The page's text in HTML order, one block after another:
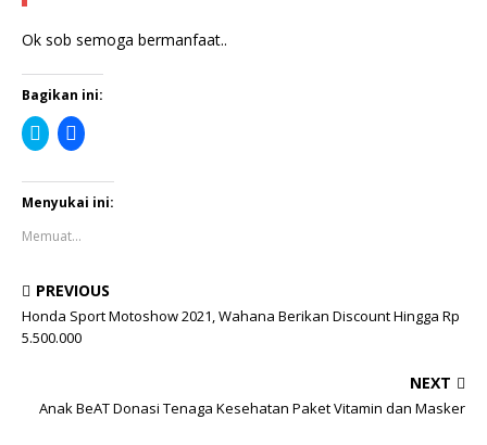
Ok sob semoga bermanfaat..
Bagikan ini:
K
l
u
n
u
k
r
b
a
g
i
T
K
l
u
n
k
m
b
a
g
i
i
Menyukai ini:
Memuat...
PREVIOUS
Honda Sport Motoshow 2021, Wahana Berikan Discount Hingga Rp
5.500.000
NEXT
Anak BeAT Donasi Tenaga Kesehatan Paket Vitamin dan Masker